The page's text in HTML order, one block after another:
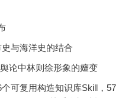
与海洋史的结合
论中林则徐形象的嬗变
可复用构造知识库Skill，57